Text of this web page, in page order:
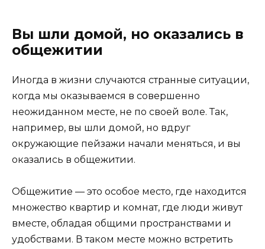
Вы шли домой, но оказались в
общежитии
Иногда в жизни случаются странные ситуации,
когда мы оказываемся в совершенно
неожиданном месте, не по своей воле. Так,
например, вы шли домой, но вдруг
окружающие пейзажи начали меняться, и вы
оказались в общежитии.
Общежитие — это особое место, где находится
множество квартир и комнат, где люди живут
вместе, обладая общими пространствами и
удобствами. В таком месте можно встретить